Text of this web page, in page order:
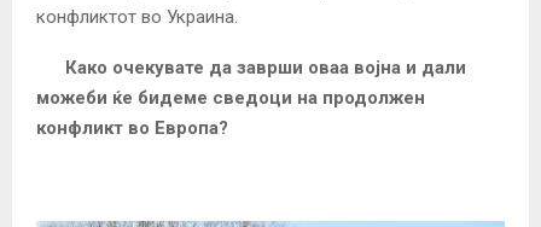
конфликтот во Украина.
Како очекувате да заврши оваа војна и дали
можеби ќе бидеме сведоци на продолжен
конфликт во Европа?